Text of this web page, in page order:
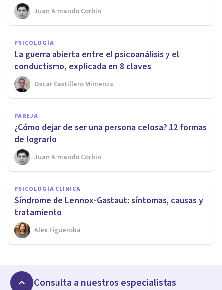
Juan Armando Corbin
PSICOLOGÍA
La guerra abierta entre el psicoanálisis y el
conductismo, explicada en 8 claves
Oscar Castillero Mimenza
PAREJA
¿Cómo dejar de ser una persona celosa? 12 formas
de lograrlo
Juan Armando Corbin
PSICOLOGÍA CLÍNICA
Síndrome de Lennox-Gastaut: síntomas, causas y
tratamiento
Alex Figueroba
Consulta a nuestros especialistas